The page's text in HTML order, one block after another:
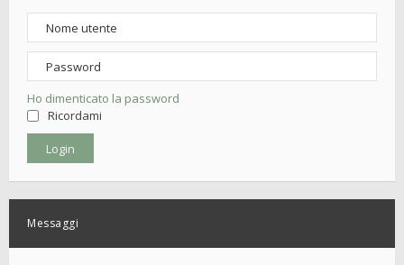
Ho dimenticato la password
Ricordami
Messaggi